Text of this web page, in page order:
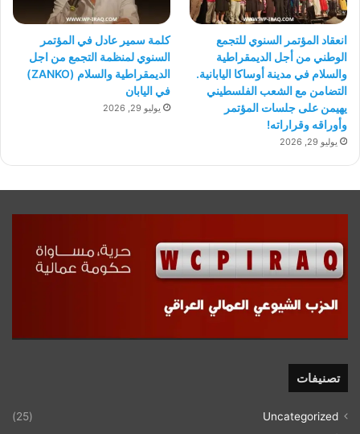
انعقاد المؤتمر السنوي للتجمع
الوطني من أجل الديمقراطية
والسلام في مدينة أوساكا اليابانية.
التضامن مع الشعب الفلسطيني
يهيمن على جلسات المؤتمر
وأوراقه وقراراته!
يوليو 29, 2026
كلمة سمير عادل في المؤتمر
السنوي لمنظمة التجمع من اجل
الديمقراطية والسلام (ZANKO)
في اليابان
يوليو 29, 2026
تصنيفات
Uncategorized
(25)